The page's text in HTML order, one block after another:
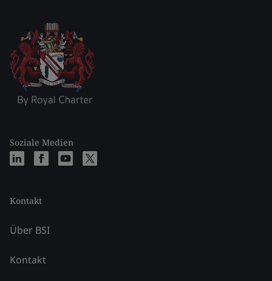
Soziale Medien
Kontakt
Über BSI
Kontakt